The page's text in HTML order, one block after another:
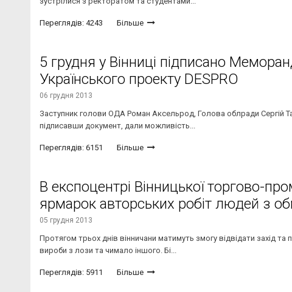
Переглядів: 4243 Більше
5 грудня у Вінниці підписано
Українського проекту DESPRО
06 грудня 2013
Заступник голови ОДА Роман Аксельрод, Голова облради Сергій
підписавши документ, дали можливість...
Переглядів: 6151 Більше
В експоцентрі Вінницької торгово-
ярмарок авторських робіт людей з
05 грудня 2013
Протягом трьох днів вінничани матимуть змогу відвідати захід
вироби з лози та чимало іншого. Бі...
Переглядів: 5911 Більше